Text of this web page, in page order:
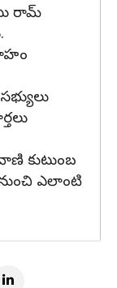
రామ్
కుటుంబ
ఎలాంటి